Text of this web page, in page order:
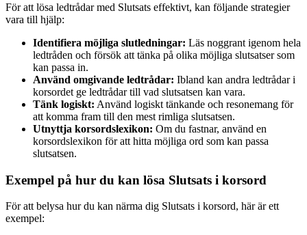
För att lösa ledtrådar med Slutsats effektivt, kan följande strategier
vara till hjälp:
Identifiera möjliga slutledningar: Läs noggrant igenom hela
ledtråden och försök att tänka på olika möjliga slutsatser som
kan passa in.
Använd omgivande ledtrådar: Ibland kan andra ledtrådar i
korsordet ge ledtrådar till vad slutsatsen kan vara.
Tänk logiskt: Använd logiskt tänkande och resonemang för
att komma fram till den mest rimliga slutsatsen.
Utnyttja korsordslexikon: Om du fastnar, använd en
korsordslexikon för att hitta möjliga ord som kan passa
slutsatsen.
Exempel på hur du kan lösa Slutsats i korsord
För att belysa hur du kan närma dig Slutsats i korsord, här är ett
exempel: